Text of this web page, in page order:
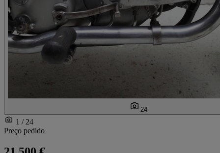
24
1 / 24
Preço pedido